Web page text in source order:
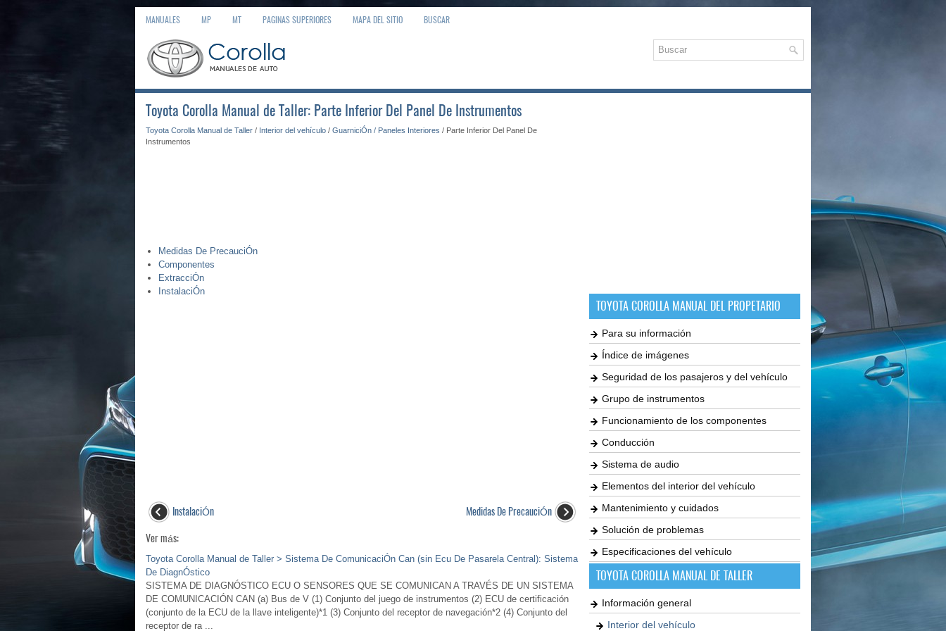
MANUALES MP MT PAGINAS SUPERIORES MAPA DEL SITIO BUSCAR
Toyota Corolla Manual de Taller: Parte Inferior Del Panel De Instrumentos
Toyota Corolla Manual de Taller / Interior del vehículo / GuarniciÓn / Paneles Interiores / Parte Inferior Del Panel De
Instrumentos
Medidas De PrecauciÓn
Componentes
ExtracciÓn
InstalaciÓn
InstalaciÓn
Medidas De PrecauciÓn
Ver más:
Toyota Corolla Manual de Taller > Sistema De ComunicaciÓn Can (sin Ecu De Pasarela Central): Sistema
De DiagnÓstico
SISTEMA DE DIAGNÓSTICO ECU O SENSORES QUE SE COMUNICAN A TRAVÉS DE UN SISTEMA
DE COMUNICACIÓN CAN (a) Bus de V (1) Conjunto del juego de instrumentos (2) ECU de certificación
(conjunto de la ECU de la llave inteligente)*1 (3) Conjunto del receptor de navegación*2 (4) Conjunto del
receptor de ra ...
TOYOTA COROLLA MANUAL DEL PROPETARIO
Para su información
Índice de imágenes
Seguridad de los pasajeros y del vehículo
Grupo de instrumentos
Funcionamiento de los componentes
Conducción
Sistema de audio
Elementos del interior del vehículo
Mantenimiento y cuidados
Solución de problemas
Especificaciones del vehículo
TOYOTA COROLLA MANUAL DE TALLER
Información general
Interior del vehículo